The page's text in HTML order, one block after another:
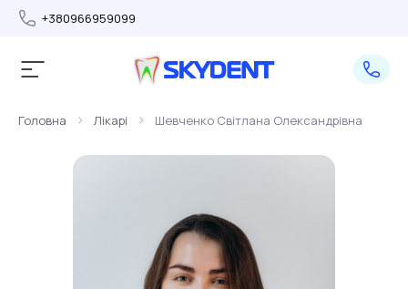
+380966959099
Головна > Лікарі > Шевченко Світлана Олександрівна